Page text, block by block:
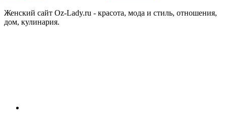
Женский сайт Oz-Lady.ru - красота, мода и стиль, отношения,
дом, кулинария.